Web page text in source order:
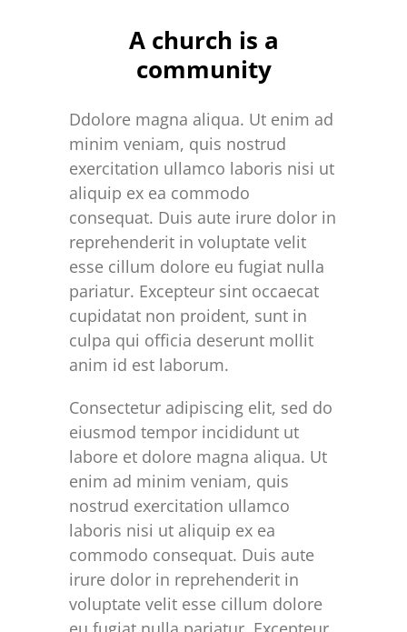
A church is a
community
Ddolore magna aliqua. Ut enim ad
minim veniam, quis nostrud
exercitation ullamco laboris nisi ut
aliquip ex ea commodo
consequat. Duis aute irure dolor in
reprehenderit in voluptate velit
esse cillum dolore eu fugiat nulla
pariatur. Excepteur sint occaecat
cupidatat non proident, sunt in
culpa qui officia deserunt mollit
anim id est laborum.
Consectetur adipiscing elit, sed do
eiusmod tempor incididunt ut
labore et dolore magna aliqua. Ut
enim ad minim veniam, quis
nostrud exercitation ullamco
laboris nisi ut aliquip ex ea
commodo consequat. Duis aute
irure dolor in reprehenderit in
voluptate velit esse cillum dolore